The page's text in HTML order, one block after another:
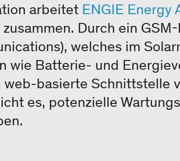
arbeitet ENGIE Energy
Durch ein
welches im
wie Batterie- und
web-basierte Schnittstelle
es, potenzielle